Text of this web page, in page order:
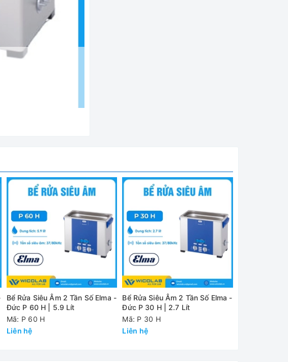
làm sạch hiệu quả
hơn giúp phá vỡ và
Bể Rửa Siêu Âm 2 Tần Số Elma -
Đức P 60 H | 5.9 Lít
Mã: P 60 H
Liên hệ
Bể Rửa Siêu Âm 2 Tần Số Elma -
Đức P 30 H | 2.7 Lít
Mã: P 30 H
Liên hệ